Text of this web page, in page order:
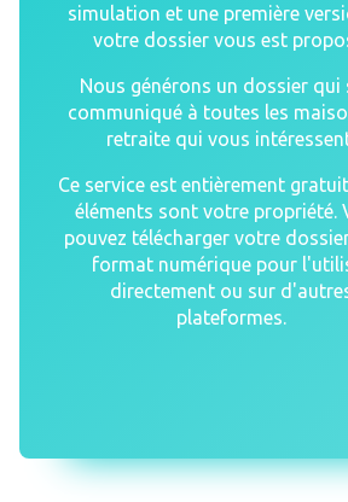
simulation et une première
votre dossier vous est
Nous générons un dossier qui
communiqué à toutes les
retraite qui vous
Ce service est entièrement
éléments sont votre propriété.
pouvez télécharger votre
format numérique pour
directement ou sur
plateformes.